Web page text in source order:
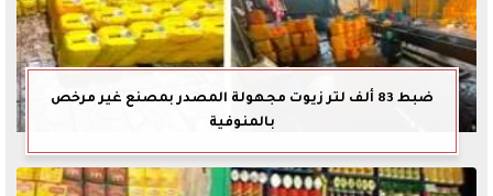
ضبط 83 ألف لتر زيوت مجهولة المصدر بمصنع غير مرخص
بالمنوفية